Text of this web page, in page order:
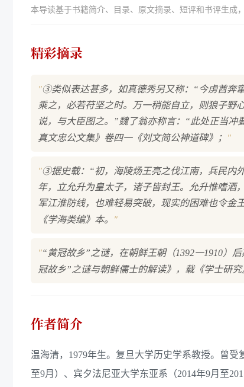
本导读基于书籍简介、目录、原文摘录、短评和书评生成
精彩摘录
"③类似表达甚多，如真德秀另又称：“今虏酋奔
乘之，必若苻坚之时。万一稍能自立，则狼子野
说，与大臣图之。”魏了翁亦称言：“此处正当
真文忠公文集》卷四一《刘文简公神道碑》； "
"③据史载：“初，海陵炀王亮之伐江南，兵民内
年，立允升为皇太子，诸子皆封王。允升惟嗜酒
军江淮防线，也难轻易突破，现实的困难也令金
《学海类编》本。
"
"“黄冠故乡”之谜，在朝鲜王朝（1392一1910）
冠故乡”之谜与朝鲜儒士的解读》，载《学士研究
作者简介
温海清，1979年生。复旦大学历史学系教授。曾
至9月）、宾夕法尼亚大学东亚系（2014年9月至